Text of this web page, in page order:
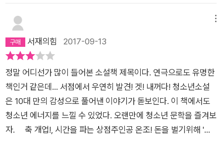
또한 온조가 아르바이트를 해야만 하는 필요충분조건이 제대로
마련되어 있지 않다. 소방사였던 아버지의 죽음이 한 순간에 가계
일 하는 게 힘들고 피곤해 보여서'라는 이유만으로 온조가 아르바
이트를 결심한다는 건 말이 되지 않는다. 온조가 효녀라는 컨셉이
모든 것을 설득시켜주리라 생각한 건 아니겠지.서사가 가지는 힘
보다는 개개의 사건이 가지는 몰입력이 좋은 소설이었다. 사건과
사건 사이에 유기적 흐름도 관계도 없어 아쉽기는 했지만 '시
간'에 대한 꾸준한 어필과 개념적 설명 같은 것들이, 개개의 사건
을 통해 조금씩 성장하고 주변을 되돌아보는 온조의 태도가 따뜻
기가 도무지 상상이 안 되었다. 어느 부분에서 읽던 호흡을 멈추
었는지 금세 기억이 났다. 주인공 온조가 어떻게 이야기를 풀어나
갈까 궁금한 까닭에 이틀 만에 다 읽어버렸다.‘따라잡느라 허둥대
는 것보다 내 식대로 내 시간대로 사는 게 낫다는 생각이 들었어.
라는 생각을 해본 적이 없다. 40대 후반으로 달려온 많은 시간동
안 나는 자주 숨이 찼고 늘 헉헉대며 하루를 마무리했다. 올해가
되어서야 겨우 내 걸음으로 시간을 걸어가는 기분을 느낄 수 있었
다. 출근하는 순간 퇴근하고 싶어지게 만드는 시간, 퇴근 후 따뜻
한 아메리카노를 앞에 두고 책을 읽고 글을 쓰는 시간이다. 사람
럼 어쩌면 청소년 문학도 그런 도식이 있는 건지 모르겠다.내 시
간을 누군가를 위해 쓰겠다는 것 그래서 생겨난 시간을 파는 상점
그 제목이 주는 신비롭고 기대감 가득한 상점이 점점 시시해진다.
사실 이름은 근사하고 취지는 좋았지만 결국 심부름센타같은
거? 뭐 그런 속된 실망도 했다.내 시간을 내어서 누군가에게 도움
이 되는 일을 하는 것그래서 누군가가 도움을 받고 좋아지는 것
뭐 좋다.그런데 자꾸 읽다가 끊어진다.후기를 보면 손에서 놓을수
없을 만큼 흡입력이 있다는 평도 있지만 나의 수준이 그리 높지
않아서인지 나는 자꾸 책에서 손을 놓는다.숨겨놓은 이야기는 알
책은 얼른 읽어내길래 흡입력이 강한 소설인가보다 했다. 드디어
내 차례가 와서 책을 펼쳤다.표지에는 영화 '찰리와 초콜릿'의 주
인공이었던 조니 뎁과 같은 모자를 쓴 사람의 머리속이 훤희 열려
계의 시간이 맞을까? 시간을 판다니까 판타지 소설 장르일까? 표
지만으로도 충분히 독자의 호기심을 불러 일으킬만했다.요즘 대
한민국의 성장소설은 좀 어둡다. 청소년들의 현실을 소설에 나타
내려하니 왕따, 부적응, 학교 폭력으로 어둡고, 잔인한 장면의 노
출 일색이다. 가만히 생각해보면 희망으로 가득 차야 할 청소년시
서재의힘 2017-09-13
정말 어디선가 많이 들어본 소설책 제목이다. 연극으로도 유명한
책인거 같은데... 서점에서 우연히 발견! 겟! 내꺼다! 청소년소설
은 10대 만의 감성으로 풀어낸 이야기가 돋보인다. 이 책에서도
청소년 에너지를 느낄 수 있었다. 오랜만에 청소년 문학을 즐겨보
자. 축 개업!, 시간을 파는 상점주인공 온조! 돈을 벌기위해 '시